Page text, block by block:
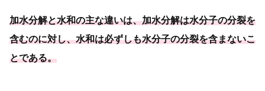
加水分解と水和の主な違いは、加水分解は水分子の分裂を
含むのに対し、水和は必ずしも水分子の分裂を含まないこ
とである。